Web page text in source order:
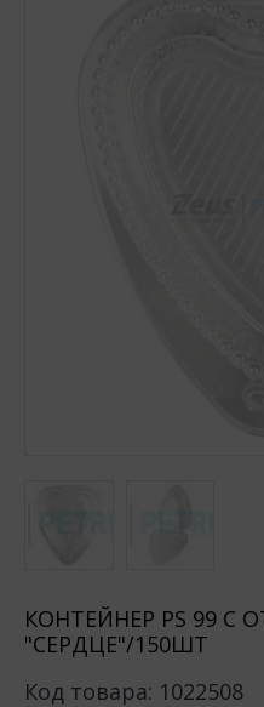
КОНТЕЙНЕР PS 99
"СЕРДЦЕ"/150ШТ
Код товара: 1022508